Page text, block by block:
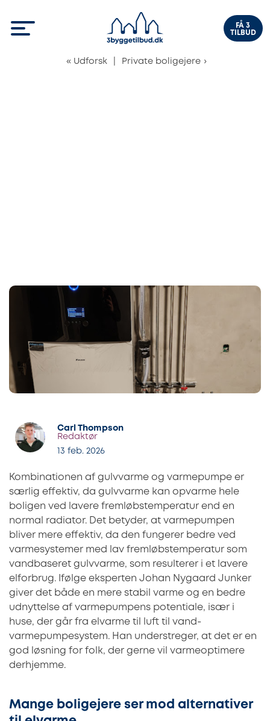
FÅ 3
TILBUD
« Udforsk Private boligejere ›
Carl Thompson
Redaktør
13 feb. 2026
Kombinationen af gulvvarme og varmepumpe er
særlig effektiv, da gulvvarme kan opvarme hele
boligen ved lavere fremløbstemperatur end en
normal radiator. Det betyder, at varmepumpen
bliver mere effektiv, da den fungerer bedre ved
varmesystemer med lav fremløbstemperatur som
vandbaseret gulvvarme, som resulterer i et lavere
elforbrug. Ifølge eksperten Johan Nygaard Junker
giver det både en mere stabil varme og en bedre
udnyttelse af varmepumpens potentiale, især i
huse, der går fra elvarme til luft til vand-
varmepumpesystem. Han understreger, at det er en
god løsning for folk, der gerne vil varmeoptimere
derhjemme.
Mange boligejere ser mod alternativer